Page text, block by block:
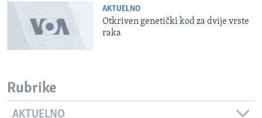
AKTUELNO
Otkriven genetički kod za dvije vrste
raka
Rubrike
AKTUELNO